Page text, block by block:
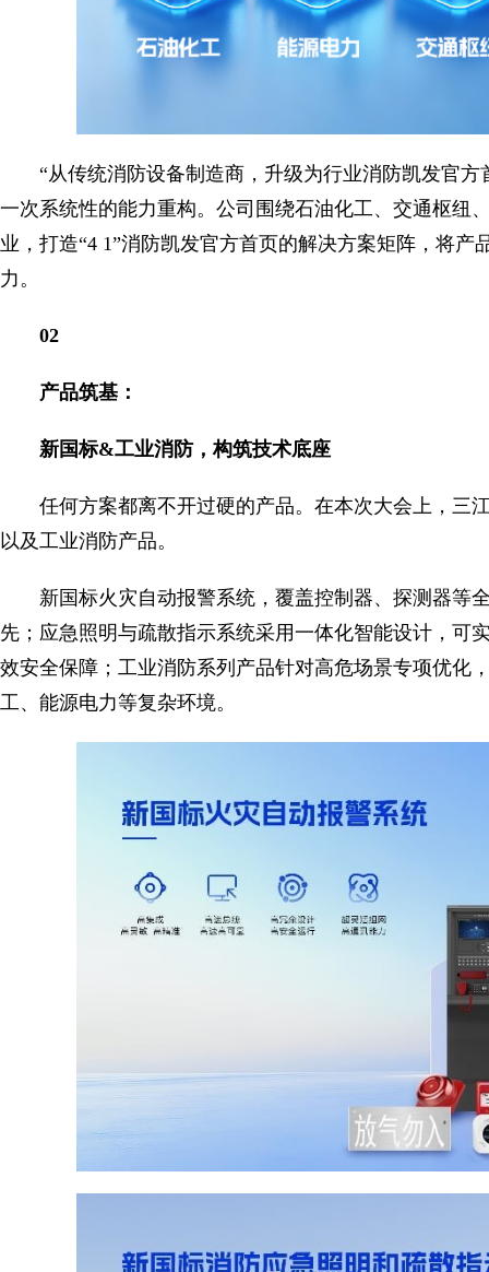
“从传统消防设备制造商，升级为行业消防凯发官
一次系统性的能力重构。公司围绕石油化工、交通枢纽
业，打造“4 1”消防凯发官方首页的解决方案矩阵，将
力。
02
产品筑基：
新国标&工业消防，构筑技术底座
任何方案都离不开过硬的产品。在本次大会上，三
以及工业消防产品。
新国标火灾自动报警系统，覆盖控制器、探测器等
先；应急照明与疏散指示系统采用一体化智能设计，可
效安全保障；工业消防系列产品针对高危场景专项优化
工、能源电力等复杂环境。